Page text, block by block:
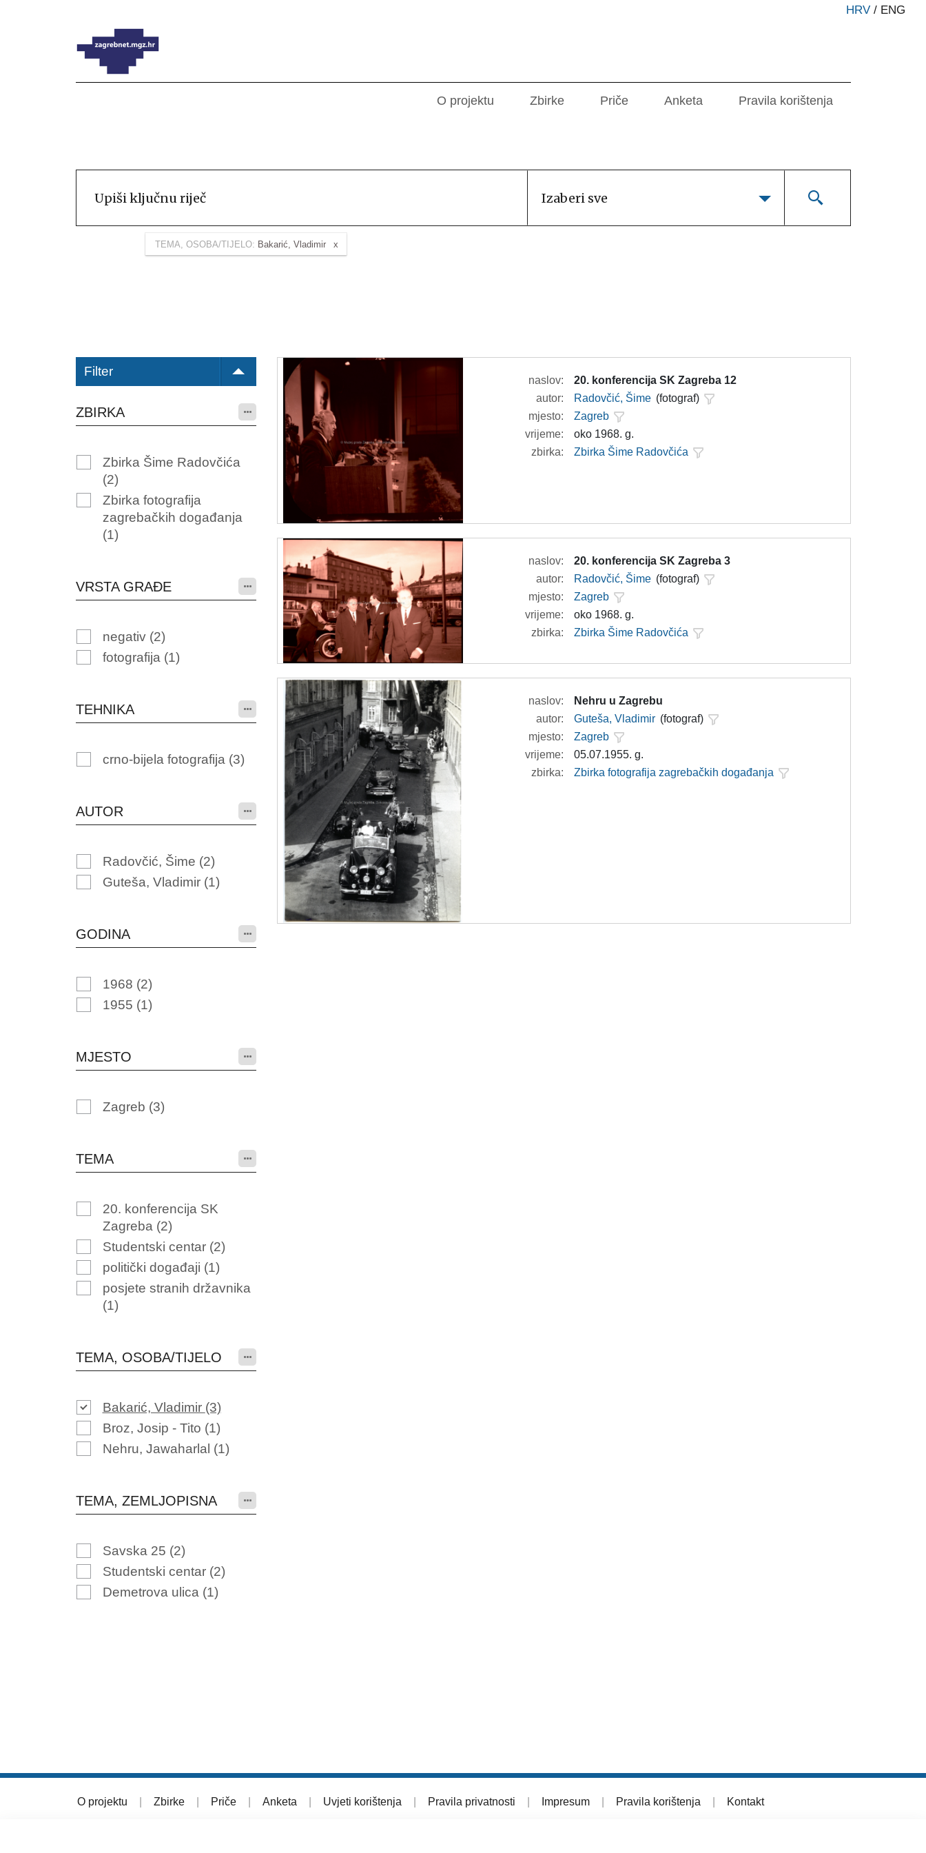
HRV / ENG
O projektu Zbirke Priče Anketa Pravila korištenja
Izaberi sve
TEMA, OSOBA/TIJELO: Bakarić, Vladimir
Filter
ZBIRKA
Zbirka Šime Radovčića
(2)
Zbirka fotografija
zagrebačkih događanja
(1)
VRSTA GRAĐE
negativ (2)
fotografija (1)
TEHNIKA
crno-bijela fotografija (3)
AUTOR
Radovčić, Šime (2)
Guteša, Vladimir (1)
GODINA
1968 (2)
1955 (1)
MJESTO
Zagreb (3)
TEMA
20. konferencija SK
Zagreba (2)
Studentski centar (2)
politički događaji (1)
posjete stranih državnika
(1)
TEMA, OSOBA/TIJELO
Bakarić, Vladimir (3)
Broz, Josip - Tito (1)
Nehru, Jawaharlal (1)
TEMA, ZEMLJOPISNA
Savska 25 (2)
Studentski centar (2)
Demetrova ulica (1)
naslov:
20. konferencija SK Zagreba 12
autor:
Radovčić, Šime (fotograf)
mjesto:
Zagreb
vrijeme:
oko 1968. g.
zbirka:
Zbirka Šime Radovčića
naslov:
20. konferencija SK Zagreba 3
autor:
Radovčić, Šime (fotograf)
mjesto:
Zagreb
vrijeme:
oko 1968. g.
zbirka:
Zbirka Šime Radovčića
naslov:
Nehru u Zagrebu
autor:
Guteša, Vladimir (fotograf)
mjesto:
Zagreb
vrijeme:
05.07.1955. g.
zbirka:
Zbirka fotografija zagrebačkih događanja
O projektu Zbirke Priče Anketa Uvjeti korištenja Pravila privatnosti Impresum Pravila korištenja Kontakt